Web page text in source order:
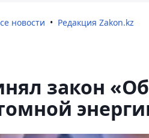
новости Редакция Zakon.kz
закон «Об